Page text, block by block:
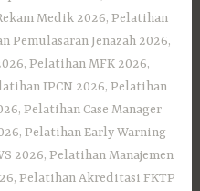
Medik 2026, Pelatihan
Pemulasaran Jenazah 2026,
Pelatihan MFK 2026,
IPCN 2026, Pelatihan
Pelatihan Case Manager
Pelatihan Early Warning
2026, Pelatihan Manajemen
Pelatihan Akreditasi FKTP